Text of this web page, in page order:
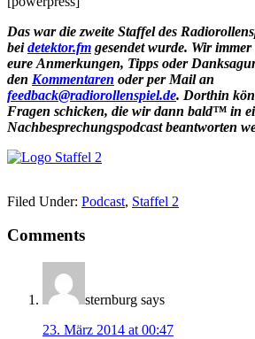
Das war die zweite Staffel des
beidetektor.fm gesendet wurde. Wir
eure Anmerkungen, Tipps oder
den Kommentaren oder per Mail an
feedback@radiorollenspiel.de. Dorthin
Fragen schicken, die wir dann bald™ in
Nachbesprechungspodcast beantworten
Filed Under: Podcast, Staffel 2
Comments
sternburg says
23. März 2014 at 00:47